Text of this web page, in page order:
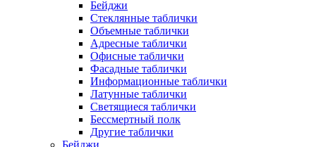
Бейджи
Стеклянные таблички
Объемные таблички
Адресные таблички
Офисные таблички
Фасадные таблички
Информационные таблички
Латунные таблички
Светящиеся таблички
Бессмертный полк
Другие таблички
Бейджи